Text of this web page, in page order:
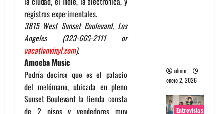
registros experimentales.
3815 West Sunset Boulevard, Los
Angeles (323-666-2111 or
vacationvinyl.com).
Amoeba Music
Podría decirse que es el palacio
del melómano, ubicada en pleno
Sunset Boulevard la tienda consta
de 2 pisos y vendedores muy
admin
enero 2, 2026
Entrevistas